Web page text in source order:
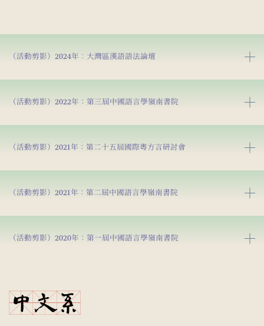
（活動剪影）2024年：大灣區漢語語法論壇
（活動剪影）2022年：第三屆中國語言學嶺南書院
（活動剪影）2021年：第二十五屆國際粵方言研討會
（活動剪影）2021年：第二屆中國語言學嶺南書院
（活動剪影）2020年：第一屆中國語言學嶺南書院